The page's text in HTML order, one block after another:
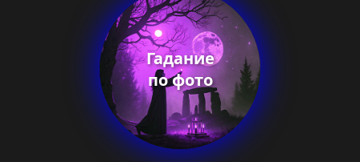
Гадание
по фото